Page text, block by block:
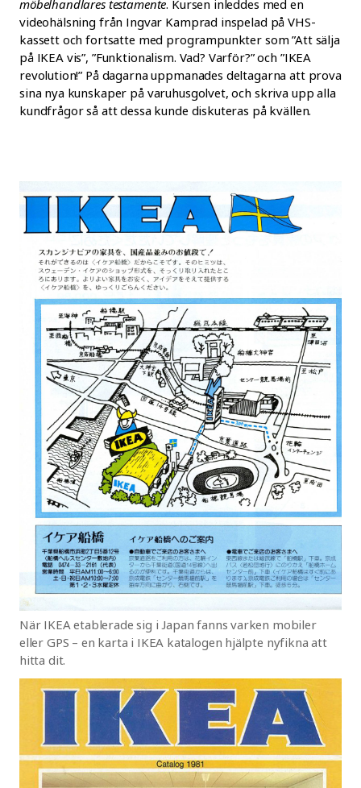
möbelhandlares testamente. Kursen inleddes med en
videohälsning från Ingvar Kamprad inspelad på VHS-
kassett och fortsatte med programpunkter som ”Att sälja
på IKEA vis”, ”Funktionalism. Vad? Varför?” och ”IKEA
revolution!” På dagarna uppmanades deltagarna att prova
sina nya kunskaper på varuhusgolvet, och skriva upp alla
kundfrågor så att dessa kunde diskuteras på kvällen.
När IKEA etablerade sig i Japan fanns varken mobiler
eller GPS – en karta i IKEA katalogen hjälpte nyfikna att
hitta dit.